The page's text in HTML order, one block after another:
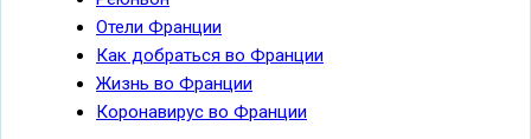
Отели Франции
Как добраться во Франции
Жизнь во Франции
Коронавирус во Франции